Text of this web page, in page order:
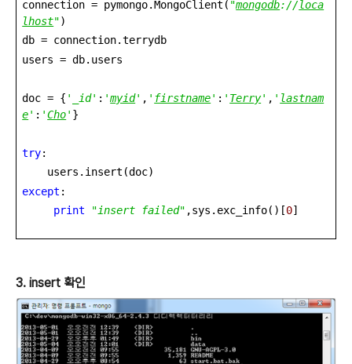
connection = pymongo.MongoClient( "mongodb://loca
lhost")
db = connection.terrydb
users = db.users
doc = { '_id' : 'myid' , ' firstname' : ' Terry' , ' lastnam
e' : 'Cho' }
try:
users.insert(doc)
except :
print
"insert failed" ,sys.exc_info()[0]
3. insert 확인